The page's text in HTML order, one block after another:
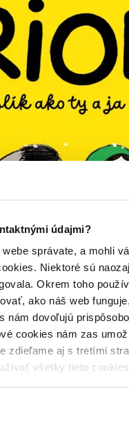
údajmi?
správate, a mohli
Niektoré sú
Okrem toho
ako náš web
nám dovoľujú
cookies nám zas
zdieľame aj s tretími
všetky tieto